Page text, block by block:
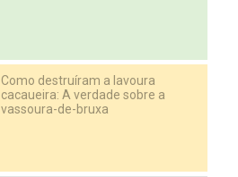
Como destruíram a lavoura
cacaueira: A verdade sobre a
vassoura-de-bruxa